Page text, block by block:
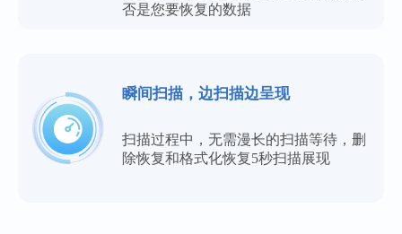
否是您要恢复的数据
瞬间扫描，边扫描边呈现
扫描过程中，无需漫长的扫描等待，删
除恢复和格式化恢复5秒扫描展现